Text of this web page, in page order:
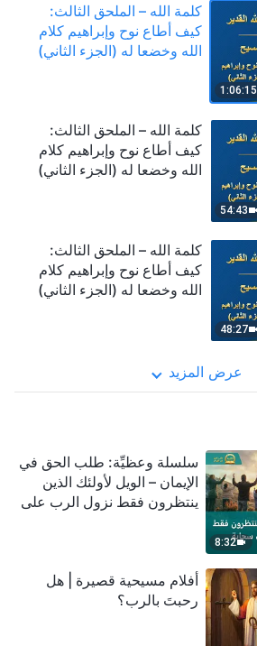
1:06:15
كلمة الله – الملحق الثالث:
كيف أطاع نوح وإبراهيم كلام
الله وخضعا له (الجزء الثاني)
54:43
كلمة الله – الملحق الثالث:
كيف أطاع نوح وإبراهيم كلام
الله وخضعا له (الجزء الثاني)
48:27
كلمة الله – الملحق الثالث:
كيف أطاع نوح وإبراهيم كلام
الله وخضعا له (الجزء الثاني)
عرض المزيد
8:32
سلسلة وعظيِّة: طلب الحق في
الإيمان – الويل لأولئك الذين
ينتظرون فقط نزول الرب على
أفلام مسيحية قصيرة | هل
رحبتَ بالرب؟